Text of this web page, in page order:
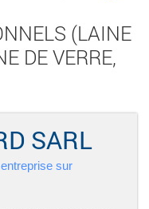
(LAINE
DE VERRE,
SARL
sur